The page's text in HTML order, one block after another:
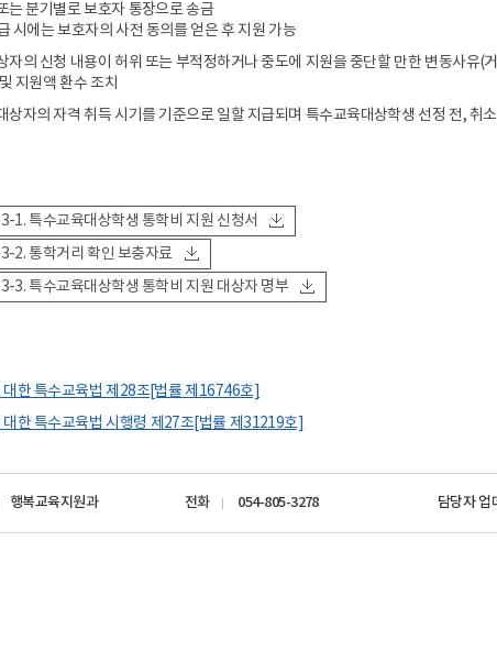
는 분기별로 보호자 통장으로 송금
시에는 보호자의 사전 동의를 얻은 후 지원 가능
자의 신청 내용이 허위 또는 부적정하거나 중도에 지원을 중단할 만한 변동사유
지원액 환수 조치
상자의 자격 취득 시기를 기준으로 일할 지급되며 특수교육대상학생 선정 전, 취
1. 특수교육대상학생 통학비 지원 신청서
2. 통학거리 확인 보충자료
3. 특수교육대상학생 통학비 지원 대상자 명부
대한 특수교육법 제28조[법률 제16746호]
대한 특수교육법 시행령 제27조[법률 제31219호]
행복교육지원과 전화 054-805-3278 담당자 업